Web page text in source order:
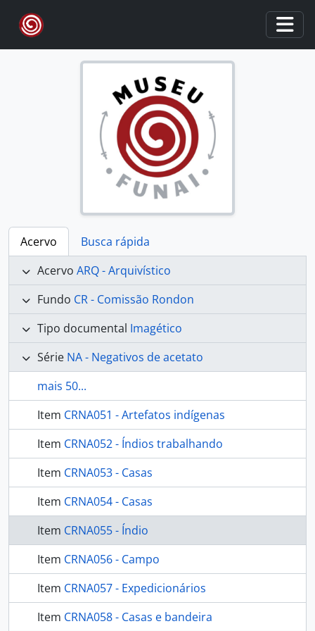
Skip to main content
Acervo
Busca rápida
Acervo ARQ - Arquivístico
Fundo CR - Comissão Rondon
Tipo documental Imagético
Série NA - Negativos de acetato
mais 50...
Item CRNA051 - Artefatos indígenas
Item CRNA052 - Índios trabalhando
Item CRNA053 - Casas
Item CRNA054 - Casas
Item CRNA055 - Índio
Item CRNA056 - Campo
Item CRNA057 - Expedicionários
Item CRNA058 - Casas e bandeira